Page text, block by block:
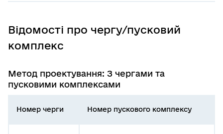
Відомості про чергу/пусковий
комплекс
Метод проектування: З чергами та
пусковими комплексами
Номер черги Номер пускового комплексу